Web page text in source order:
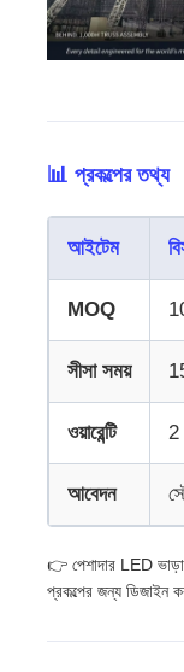
খবর
মামলা
এলইডি ডিসপ্লে
কনসার্টের নেতৃত্বাধীন
স্টেজ এলইডি স্ক্রিন
সিওবি এলইডি ভিডিও
📊 প্রকল্পের তথ্য
আইটেম
MOQ
সীসা সময়
ওয়ারেন্টি 2
আবেদন
👉 পেশাদার LED ভাড়া
প্রকল্পের জন্য ডিজাইন